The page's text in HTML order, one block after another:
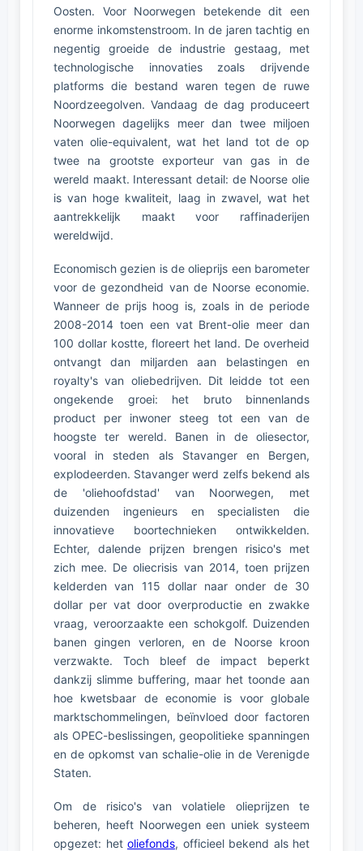
Oosten. Voor Noorwegen betekende dit een
enorme inkomstenstroom. In de jaren tachtig en
negentig groeide de industrie gestaag, met
technologische innovaties zoals drijvende
platforms die bestand waren tegen de ruwe
Noordzeegolven. Vandaag de dag produceert
Noorwegen dagelijks meer dan twee miljoen
vaten olie-equivalent, wat het land tot de op
twee na grootste exporteur van gas in de
wereld maakt. Interessant detail: de Noorse olie
is van hoge kwaliteit, laag in zwavel, wat het
aantrekkelijk maakt voor raffinaderijen
wereldwijd.
Economisch gezien is de olieprijs een barometer
voor de gezondheid van de Noorse economie.
Wanneer de prijs hoog is, zoals in de periode
2008-2014 toen een vat Brent-olie meer dan
100 dollar kostte, floreert het land. De overheid
ontvangt dan miljarden aan belastingen en
royalty's van oliebedrijven. Dit leidde tot een
ongekende groei: het bruto binnenlands
product per inwoner steeg tot een van de
hoogste ter wereld. Banen in de oliesector,
vooral in steden als Stavanger en Bergen,
explodeerden. Stavanger werd zelfs bekend als
de 'oliehoofdstad' van Noorwegen, met
duizenden ingenieurs en specialisten die
innovatieve boortechnieken ontwikkelden.
Echter, dalende prijzen brengen risico's met
zich mee. De oliecrisis van 2014, toen prijzen
kelderden van 115 dollar naar onder de 30
dollar per vat door overproductie en zwakke
vraag, veroorzaakte een schokgolf. Duizenden
banen gingen verloren, en de Noorse kroon
verzwakte. Toch bleef de impact beperkt
dankzij slimme buffering, maar het toonde aan
hoe kwetsbaar de economie is voor globale
marktschommelingen, beïnvloed door factoren
als OPEC-beslissingen, geopolitieke spanningen
en de opkomst van schalie-olie in de Verenigde
Staten.
Om de risico's van volatiele olieprijzen te
beheren, heeft Noorwegen een uniek systeem
opgezet: het oliefonds, officieel bekend als het